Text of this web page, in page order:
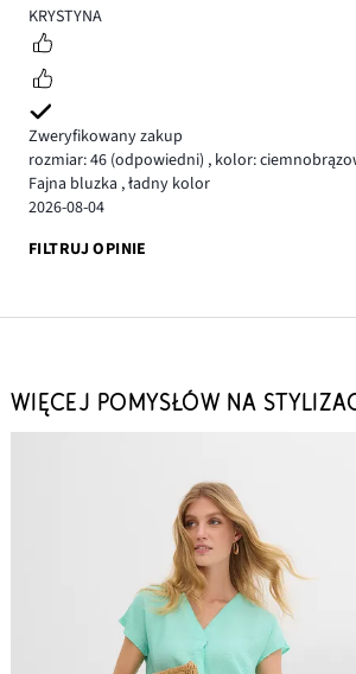
5
KRYSTYNA
Zweryfikowany zakup
rozmiar: 46 (odpowiedni) , kolor:
Fajna bluzka , ładny kolor
2026-08-04
FILTRUJ OPINIE
WIĘCEJ POMYSŁÓW NA